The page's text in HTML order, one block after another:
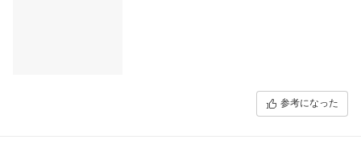
ませんが小慣れるまでに履くのが苦痛になりそうかなぁとも思い
参考になった